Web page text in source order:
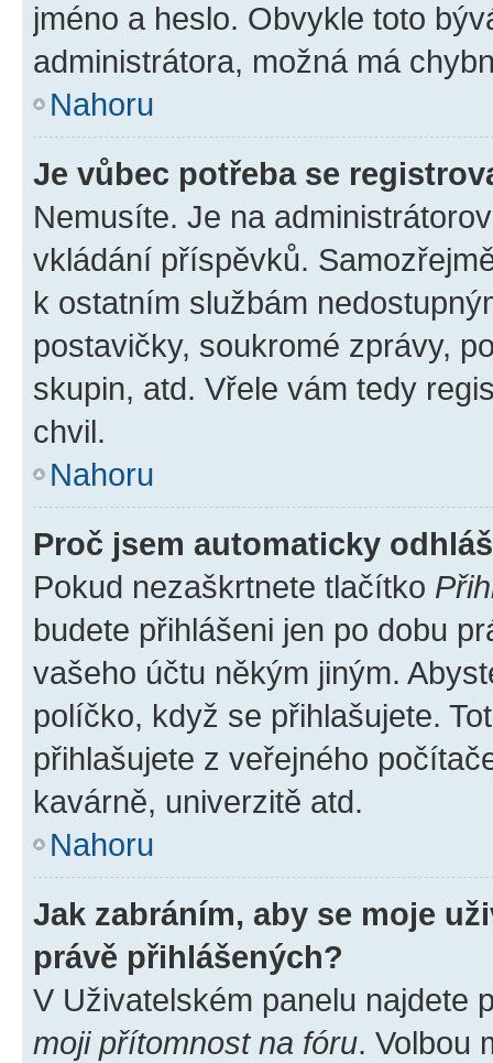
jméno a heslo. Obvykle toto
administrátora, možná má
Nahoru
Je vůbec potřeba se
Nemusíte. Je na
vkládání příspěvků.
k ostatním službám
postavičky, soukromé zprávy,
skupin, atd. Vřele vám tedy
chvil.
Nahoru
Proč jsem automaticky
Pokud nezaškrtnete tlačítko
budete přihlášeni jen po dobu
vašeho účtu někým jiným.
políčko, když se přihlašujete.
přihlašujete z veřejného
kavárně, univerzitě atd.
Nahoru
Jak zabráním, aby se moje
právě přihlášených?
V Uživatelském panelu najdete
moji přítomnost na fóru. Volbou